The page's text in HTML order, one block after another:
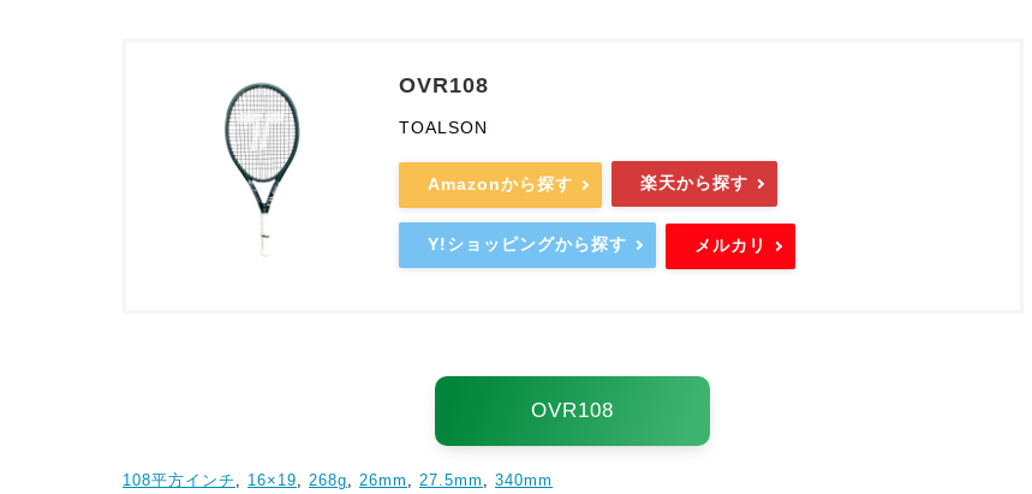
OVR108
TOALSON
Amazonから探す 楽天から探す
Y!ショッピングから探す メルカリ
OVR108
108平方インチ , 16×19, 268g, 26mm , 27.5mm , 340mm